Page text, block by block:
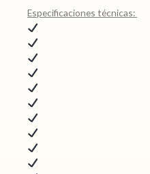
Especificaciones técnicas: